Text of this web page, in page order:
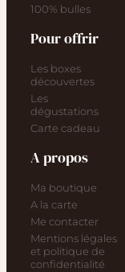
100% bulles
Pour offrir
Les boxes
découvertes
Les
dégustations
Carte cadeau
A propos
Ma boutique
A la carte
Me contacter
Mentions légales
et politique de
confidentialité